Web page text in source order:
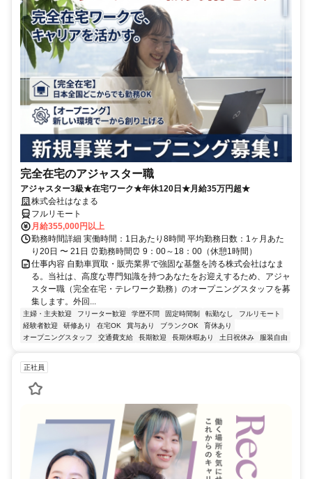
完全在宅のアジャスター職
アジャスター3級★在宅ワーク★年休120日★月給35万円超★
株式会社はなまる
フルリモート
月給355,000円以上
勤務時間詳細 実働時間：1日あたり8時間 平均勤務日数：1ヶ月あた
り20日 〜 21日 ⏰勤務時間⏰ 9：00～18：00（休憩1時間）
仕事内容 自動車買取・販売業界で強固な基盤を誇る株式会社はなま
る。当社は、高度な専門知識を持つあなたをお迎えするため、アジャ
スター職（完全在宅・テレワーク勤務）のオープニングスタッフを募
集します。外回...
主婦・主夫歓迎 フリーター歓迎 学歴不問 固定時間制 転勤なし
フルリモート
経験者歓迎
研修あり 在宅OK 賞与あり ブランクOK
育休あり
オープニングスタッフ
交通費支給 長期歓迎 長期休暇あり 土日祝休み 服装自由
正社員